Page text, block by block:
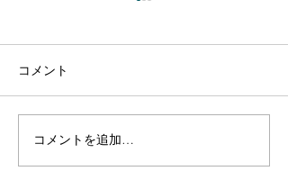
【出演のお知らせ】日本
テレビ「1億人の大質問!?
コメント
コメントを追加…